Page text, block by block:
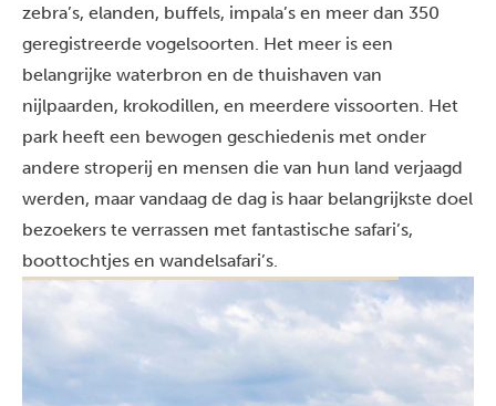
zebra’s, elanden, buffels, impala’s en meer dan 350
geregistreerde vogelsoorten. Het meer is een
belangrijke waterbron en de thuishaven van
nijlpaarden, krokodillen, en meerdere vissoorten. Het
park heeft een bewogen geschiedenis met onder
andere stroperij en mensen die van hun land verjaagd
werden, maar vandaag de dag is haar belangrijkste doel
bezoekers te verrassen met fantastische safari’s,
boottochtjes en wandelsafari’s.